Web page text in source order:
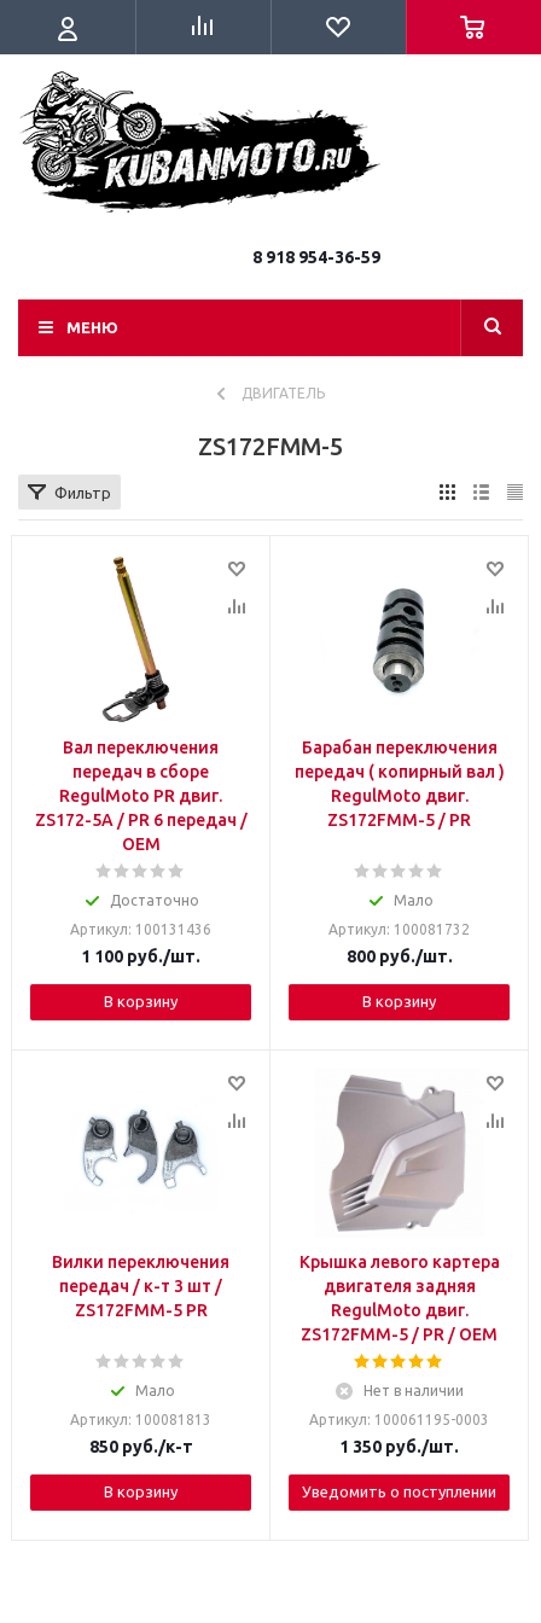
8 918 954-36-59
МЕНЮ
ДВИГАТЕЛЬ
ZS172FMM-5
Фильтр
Вал переключения
передач в сборе
RegulMoto PR двиг.
ZS172-5A / PR 6 передач /
OEM
Достаточно
Артикул: 100131436
1 100 руб./шт.
В корзину
Барабан переключения
передач ( копирный вал )
RegulMoto двиг.
ZS172FMM-5 / PR
Мало
Артикул: 100081732
800руб./шт.
В корзину
Вилки переключения
передач / к-т 3 шт /
ZS172FMM-5 PR
Мало
Артикул: 100081813
850руб./к-т
В корзину
Крышка левого картера
двигателя задняя
RegulMoto двиг.
ZS172FMM-5 / PR / OEM
Нет в наличии
Артикул: 100061195-0003
1 350 руб./шт.
Уведомить о поступлении